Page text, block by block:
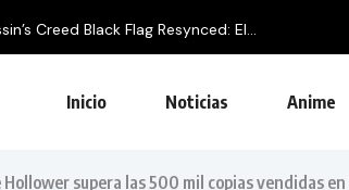
Creed Black Flag Resynced: El...
Inicio Noticias Anime
supera las 500 mil copias vendidas en